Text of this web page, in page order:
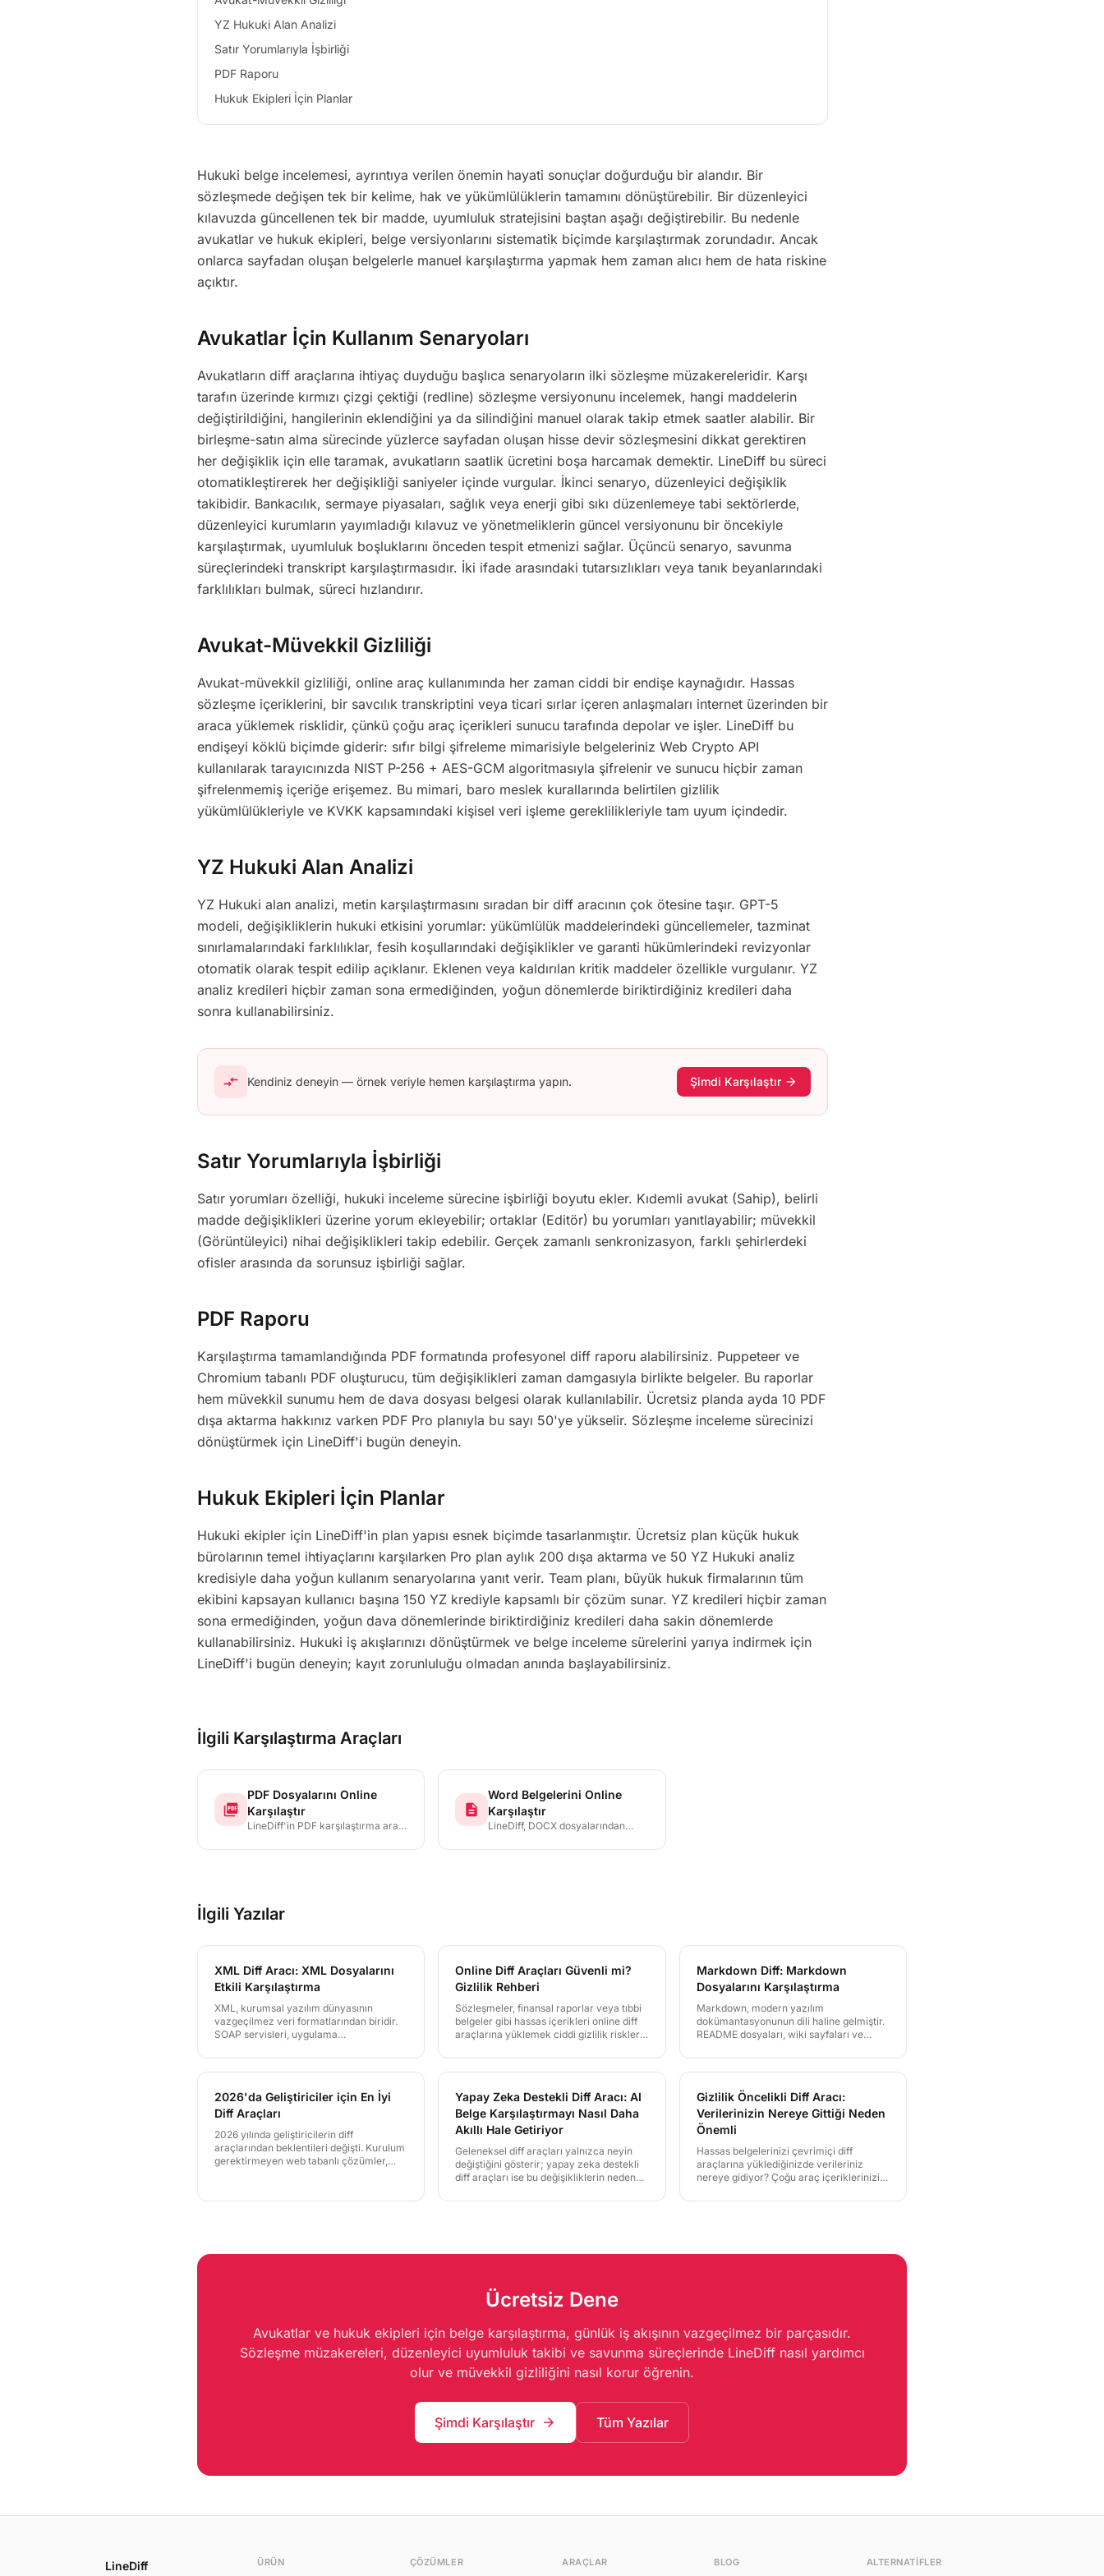
YZ Hukuki Alan Analizi
Satır Yorumlarıyla İşbirliği
PDF Raporu
Hukuk Ekipleri İçin Planlar
Hukuki belge incelemesi, ayrıntıya verilen önemin hayati sonuçlar doğurduğu bir alandır. Bir
sözleşmede değişen tek bir kelime, hak ve yükümlülüklerin tamamını dönüştürebilir. Bir düzenleyici
kılavuzda güncellenen tek bir madde, uyumluluk stratejisini baştan aşağı değiştirebilir. Bu nedenle
avukatlar ve hukuk ekipleri, belge versiyonlarını sistematik biçimde karşılaştırmak zorundadır. Ancak
onlarca sayfadan oluşan belgelerle manuel karşılaştırma yapmak hem zaman alıcı hem de hata riskine
açıktır.
Avukatlar İçin Kullanım Senaryoları
Avukatların diff araçlarına ihtiyaç duyduğu başlıca senaryoların ilki sözleşme müzakereleridir. Karşı
tarafın üzerinde kırmızı çizgi çektiği (redline) sözleşme versiyonunu incelemek, hangi maddelerin
değiştirildiğini, hangilerinin eklendiğini ya da silindiğini manuel olarak takip etmek saatler alabilir. Bir
birleşme-satın alma sürecinde yüzlerce sayfadan oluşan hisse devir sözleşmesini dikkat gerektiren
her değişiklik için elle taramak, avukatların saatlik ücretini boşa harcamak demektir. LineDiff bu süreci
otomatikleştirerek her değişikliği saniyeler içinde vurgular. İkinci senaryo, düzenleyici değişiklik
takibidir. Bankacılık, sermaye piyasaları, sağlık veya enerji gibi sıkı düzenlemeye tabi sektörlerde,
düzenleyici kurumların yayımladığı kılavuz ve yönetmeliklerin güncel versiyonunu bir öncekiyle
karşılaştırmak, uyumluluk boşluklarını önceden tespit etmenizi sağlar. Üçüncü senaryo, savunma
süreçlerindeki transkript karşılaştırmasıdır. İki ifade arasındaki tutarsızlıkları veya tanık beyanlarındaki
farklılıkları bulmak, süreci hızlandırır.
Avukat-Müvekkil Gizliliği
Avukat-müvekkil gizliliği, online araç kullanımında her zaman ciddi bir endişe kaynağıdır. Hassas
sözleşme içeriklerini, bir savcılık transkriptini veya ticari sırlar içeren anlaşmaları internet üzerinden bir
araca yüklemek risklidir, çünkü çoğu araç içerikleri sunucu tarafında depolar ve işler. LineDiff bu
endişeyi köklü biçimde giderir: sıfır bilgi şifreleme mimarisiyle belgeleriniz Web Crypto API
kullanılarak tarayıcınızda NIST P-256 + AES-GCM algoritmasıyla şifrelenir ve sunucu hiçbir zaman
şifrelenmemiş içeriğe erişemez. Bu mimari, baro meslek kurallarında belirtilen gizlilik
yükümlülükleriyle ve KVKK kapsamındaki kişisel veri işleme gereklilikleriyle tam uyum içindedir.
YZ Hukuki Alan Analizi
YZ Hukuki alan analizi, metin karşılaştırmasını sıradan bir diff aracının çok ötesine taşır. GPT-5
modeli, değişikliklerin hukuki etkisini yorumlar: yükümlülük maddelerindeki güncellemeler, tazminat
sınırlamalarındaki farklılıklar, fesih koşullarındaki değişiklikler ve garanti hükümlerindeki revizyonlar
otomatik olarak tespit edilip açıklanır. Eklenen veya kaldırılan kritik maddeler özellikle vurgulanır. YZ
analiz kredileri hiçbir zaman sona ermediğinden, yoğun dönemlerde biriktirdiğiniz kredileri daha
sonra kullanabilirsiniz.
compare_arrows Kendiniz deneyin — örnek veriyle hemen karşılaştırma yapın. Şimdi Karşılaştır arrow_forward
Satır Yorumlarıyla İşbirliği
Satır yorumları özelliği, hukuki inceleme sürecine işbirliği boyutu ekler. Kıdemli avukat (Sahip), belirli
madde değişiklikleri üzerine yorum ekleyebilir; ortaklar (Editör) bu yorumları yanıtlayabilir; müvekkil
(Görüntüleyici) nihai değişiklikleri takip edebilir. Gerçek zamanlı senkronizasyon, farklı şehirlerdeki
ofisler arasında da sorunsuz işbirliği sağlar.
PDF Raporu
Karşılaştırma tamamlandığında PDF formatında profesyonel diff raporu alabilirsiniz. Puppeteer ve
Chromium tabanlı PDF oluşturucu, tüm değişiklikleri zaman damgasıyla birlikte belgeler. Bu raporlar
hem müvekkil sunumu hem de dava dosyası belgesi olarak kullanılabilir. Ücretsiz planda ayda 10 PDF
dışa aktarma hakkınız varken PDF Pro planıyla bu sayı 50'ye yükselir. Sözleşme inceleme sürecinizi
dönüştürmek için LineDiff'i bugün deneyin.
Hukuk Ekipleri İçin Planlar
Hukuki ekipler için LineDiff'in plan yapısı esnek biçimde tasarlanmıştır. Ücretsiz plan küçük hukuk
bürolarının temel ihtiyaçlarını karşılarken Pro plan aylık 200 dışa aktarma ve 50 YZ Hukuki analiz
kredisiyle daha yoğun kullanım senaryolarına yanıt verir. Team planı, büyük hukuk firmalarının tüm
ekibini kapsayan kullanıcı başına 150 YZ krediyle kapsamlı bir çözüm sunar. YZ kredileri hiçbir zaman
sona ermediğinden, yoğun dava dönemlerinde biriktirdiğiniz kredileri daha sakin dönemlerde
kullanabilirsiniz. Hukuki iş akışlarınızı dönüştürmek ve belge inceleme sürelerini yarıya indirmek için
LineDiff'i bugün deneyin; kayıt zorunluluğu olmadan anında başlayabilirsiniz.
İlgili Karşılaştırma Araçları
picture_as_pdf
PDF Dosyalarını Online
Karşılaştır
LineDiff'in PDF karşılaştırma aracı
her eklemeyi, silmeyi ve
description
Word Belgelerini Online
Karşılaştır
LineDiff, DOCX dosyalarından
kurulumu gerektirmeksizin her
İlgili Yazılar
XML Diff Aracı: XML Dosyalarını
Etkili Karşılaştırma
XML, kurumsal yazılım dünyasının
vazgeçilmez veri formatlarından biridir.
SOAP servisleri, uygulama
dosyaları XML ile yönetilir. LineDiff ile
XML dosyalarınızı etkili biçimde
karşılaştırın ve farkları anında görün.
Online Diff Araçları Güvenli mi?
Gizlilik Rehberi
Sözleşmeler, finansal raporlar veya tıbbi
belgeler gibi hassas içerikleri online diff
araçlarına yüklemek ciddi gizlilik riskleri
mimarisi bu riskleri nasıl ortadan
kaldırıyor, kapsamlı biçimde
Markdown Diff: Markdown
Dosyalarını Karşılaştırma
Markdown, modern yazılım
dokümantasyonunun dili haline gelmiştir.
README dosyaları, wiki sayfaları ve
LineDiff ile Markdown dosyalarınızı
karşılaştırın ve dokümantasyon
versiyonlarınızı etkili biçimde yönetin.
2026'da Geliştiriciler için En İyi
Diff Araçları
2026 yılında geliştiricilerin diff
araçlarından beklentileri değişti. Kurulum
gerektirmeyen web tabanlı çözümler,
araçlarını karşılaştırıyor ve LineDiff'in
Yapay Zeka Destekli Diff Aracı: AI
Belge Karşılaştırmayı Nasıl Daha
Akıllı Hale Getiriyor
Geleneksel diff araçları yalnızca neyin
değiştiğini gösterir; yapay zeka destekli
diff araçları ise bu değişikliklerin neden
analiz özelliği hukuki, finansal, teknik ve
Gizlilik Öncelikli Diff Aracı:
Verilerinizin Nereye Gittiği Neden
Önemli
Hassas belgelerinizi çevrimiçi diff
araçlarına yüklediğinizde verileriniz
nereye gidiyor? Çoğu araç içeriklerinizi
saklar. LineDiff'in sıfır bilgi şifreleme
Ücretsiz Dene
Avukatlar ve hukuk ekipleri için belge karşılaştırma, günlük iş akışının vazgeçilmez bir parçasıdır.
Sözleşme müzakereleri, düzenleyici uyumluluk takibi ve savunma süreçlerinde LineDiff nasıl yardımcı
olur ve müvekkil gizliliğini nasıl korur öğrenin.
Şimdi Karşılaştır arrow_forward Tüm Yazılar
LineDiff ÜRÜN ÇÖZÜMLER ARAÇLAR BLOG ALTERNATIFLER